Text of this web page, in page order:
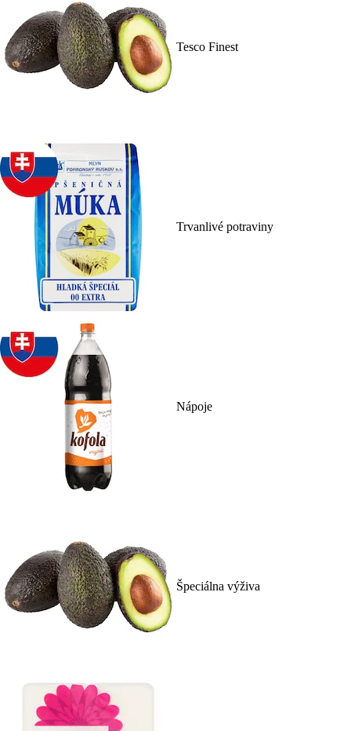
Tesco Finest
Trvanlivé potraviny
Nápoje
Špeciálna výživa